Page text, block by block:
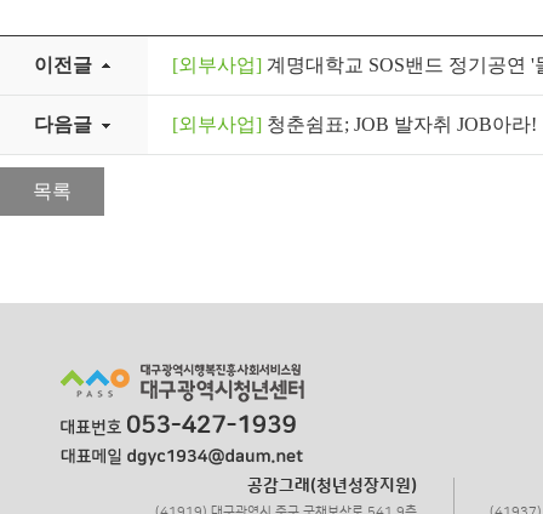
이전글 [외부사업] 계명대학교 SOS밴드 정기공연 '
다음글 [외부사업] 청춘쉼표; JOB 발자취 JOB아
목록
공감그래(청년성장지원)